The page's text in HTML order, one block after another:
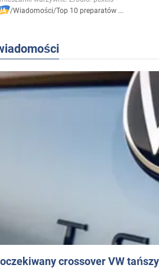
/Wiadomości/Top 10 preparatów ...
oczekiwany crossover VW